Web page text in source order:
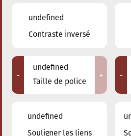
Adresse
undefined
Contraste inversé
-
undefined
Taille de police
+ -
undefined
Souligner les liens